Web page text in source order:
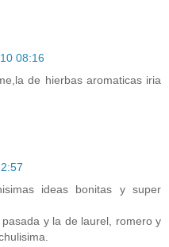
08:16
de hierbas aromaticas iria
ideas bonitas y super
y la de laurel, romero y